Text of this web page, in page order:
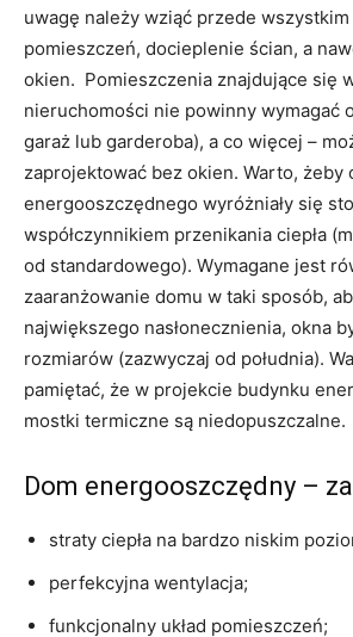
uwagę należy wziąć przede wszystkim
pomieszczeń, docieplenie ścian, a
okien. Pomieszczenia znajdujące się
nieruchomości nie powinny wymagać
garaż lub garderoba), a co więcej –
zaprojektować bez okien. Warto, żeby
energooszczędnego wyróżniały się
współczynnikiem przenikania ciepła
od standardowego). Wymagane jest
zaaranżowanie domu w taki sposób,
największego nasłonecznienia, okna
rozmiarów (zazwyczaj od południa).
pamiętać, że w projekcie budynku
mostki termiczne są niedopuszczalne.
Dom energooszczędny –
straty ciepła na bardzo niskim
perfekcyjna wentylacja;
funkcjonalny układ pomieszczeń;